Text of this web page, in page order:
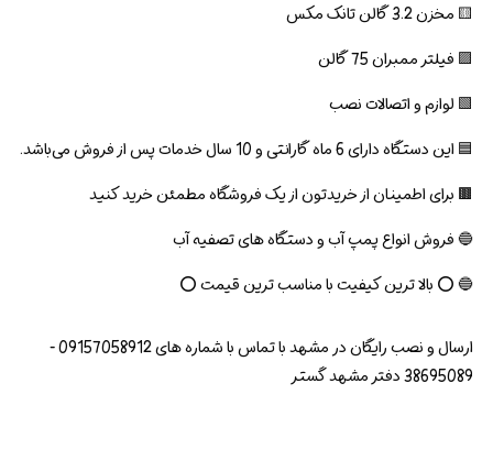
🟨 مخزن 3.2 گالن تانک مکس
🟪 فیلتر ممبران 75 گالن
🟩 لوازم و اتصالات نصب
🟦 این دستگاه دارای 6 ماه گارانتی و 10 سال خدمات پس از فروش می‌باشد.
🟫 برای اطمینان از خریدتون از یک فروشگاه مطمئن خرید کنید
🔵 فروش انواع پمپ آب و دستگاه های تصفیه آب
🔵 ⭕ بالا ترین کیفیت با مناسب ترین قیمت ⭕
ارسال و نصب رایگان در مشهد با تماس با شماره های 09157058912 -
38695089 دفتر مشهد گستر